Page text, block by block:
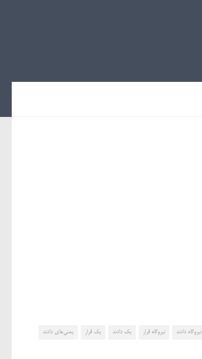
نیروگاه دادند نیروگاه قرار یک دادند یک قرار یمنی‌های دادند